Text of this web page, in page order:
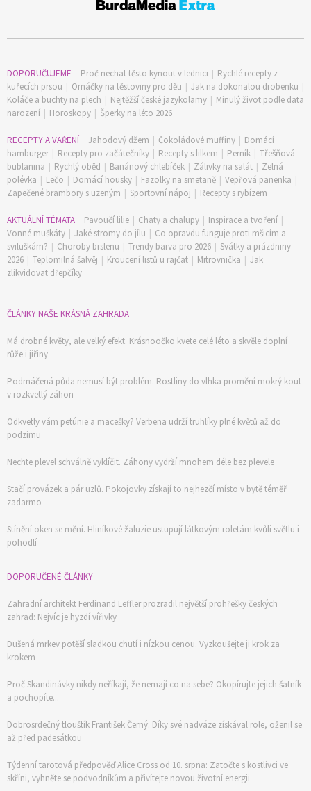
DOPORUČUJEME Proč nechat těsto kynout v lednici | Rychlé recepty z
kuřecích prsou | Omáčky na těstoviny pro děti | Jak na dokonalou drobenku |
Koláče a buchty na plech | Nejtěžší české jazykolamy | Minulý život podle data
narození | Horoskopy | Šperky na léto 2026
RECEPTY A VAŘENÍ Jahodový džem | Čokoládové muffiny | Domácí
hamburger | Recepty pro začátečníky | Recepty s lilkem | Perník | Třešňová
bublanina | Rychlý oběd | Banánový chlebíček | Zálivky na salát | Zelná
polévka | Lečo | Domácí housky | Fazolky na smetaně | Vepřová panenka |
Zapečené brambory s uzeným | Sportovní nápoj | Recepty s rybízem
AKTUÁLNÍ TÉMATA Pavoučí lilie | Chaty a chalupy | Inspirace a tvoření |
Vonné muškáty | Jaké stromy do jílu | Co opravdu funguje proti mšicím a
sviluškám? | Choroby brslenu | Trendy barva pro 2026 | Svátky a prázdniny
2026 | Teplomilná šalvěj | Kroucení listů u rajčat | Mitrovnička | Jak
zlikvidovat dřepčíky
ČLÁNKY NAŠE KRÁSNÁ ZAHRADA
Má drobné květy, ale velký efekt. Krásnoočko kvete celé léto a skvěle doplní
růže i jiřiny
Podmáčená půda nemusí být problém. Rostliny do vlhka promění mokrý kout
v rozkvetlý záhon
Odkvetly vám petúnie a macešky? Verbena udrží truhlíky plné květů až do
podzimu
Nechte plevel schválně vyklíčit. Záhony vydrží mnohem déle bez plevele
Stačí provázek a pár uzlů. Pokojovky získají to nejhezčí místo v bytě téměř
zadarmo
Stínění oken se mění. Hliníkové žaluzie ustupují látkovým roletám kvůli světlu i
pohodlí
DOPORUČENÉ ČLÁNKY
Zahradní architekt Ferdinand Leffler prozradil největší prohřešky českých
zahrad: Nejvíc je hyzdí vířivky
Dušená mrkev potěší sladkou chutí i nízkou cenou. Vyzkoušejte ji krok za
krokem
Proč Skandinávky nikdy neříkají, že nemají co na sebe? Okopírujte jejich šatník
a pochopíte...
Dobrosrdečný tlouštík František Černý: Díky své nadváze získával role, oženil se
až před padesátkou
Týdenní tarotová předpověď Alice Cross od 10. srpna: Zatočte s kostlivci ve
skříni, vyhněte se podvodníkům a přivítejte novou životní energii